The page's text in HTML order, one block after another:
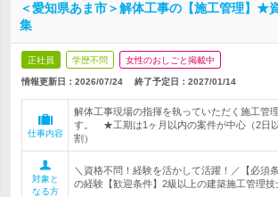
＜愛知県あま市＞解体工事の【施工管理】★
集
正社員 学歴不問 女性のおしごと掲載中
情報更新日：2026/07/24 終了予定日： 2027/01/14
仕事内容
解体工事現場の指揮を執っていただく施工管
す。 ★工期は1ヶ月以内の案件が中心（2日
割）
対象と
なる方
＼資格不問！経験を活かして活躍！／【必須
の経験【歓迎条件】2級以上の建築施工管理